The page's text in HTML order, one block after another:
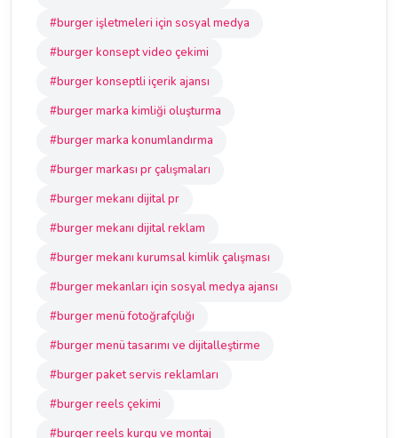
#burger işletmeleri için sosyal medya
#burger konsept video çekimi
#burger konseptli içerik ajansı
#burger marka kimliği oluşturma
#burger marka konumlandırma
#burger markası pr çalışmaları
#burger mekanı dijital pr
#burger mekanı dijital reklam
#burger mekanı kurumsal kimlik çalışması
#burger mekanları için sosyal medya ajansı
#burger menü fotoğrafçılığı
#burger menü tasarımı ve dijitalleştirme
#burger paket servis reklamları
#burger reels çekimi
#burger reels kurgu ve montaj